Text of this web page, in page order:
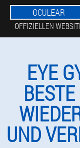
OCULEAR
OFFIZIELLEN
EYE
UND